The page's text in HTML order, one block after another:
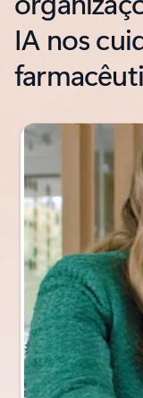
IA nos